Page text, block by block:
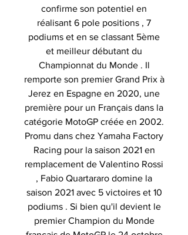
confirme son potentiel en
réalisant 6 pole positions , 7
podiums et en se classant 5ème
et meilleur débutant du
Championnat du Monde . Il
remporte son premier Grand Prix à
Jerez en Espagne en 2020, une
première pour un Français dans la
catégorie MotoGP créée en 2002.
Promu dans chez Yamaha Factory
Racing pour la saison 2021 en
remplacement de Valentino Rossi
, Fabio Quartararo domine la
saison 2021 avec 5 victoires et 10
podiums . Si bien qu'il devient le
premier Champion du Monde